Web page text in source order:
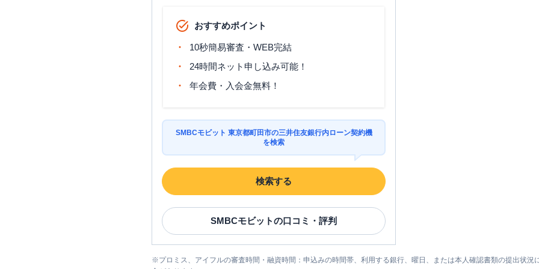
おすすめポイント
10秒簡易審査・WEB完結
24時間ネット申し込み可能！
年会費・入会金無料！
SMBCモビット 東京都町田市の三井住友銀行内ローン契約機
を検索
検索する
SMBCモビットの口コミ・評判
※プロミス、アイフルの審査時間・融資時間：申込みの時間帯、利用する銀行、曜日、または本人確認書類の提出状況